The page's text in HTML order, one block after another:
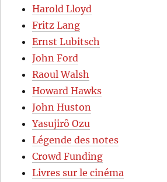
Harold Lloyd
Fritz Lang
Ernst Lubitsch
John Ford
Raoul Walsh
Howard Hawks
John Huston
Yasujirô Ozu
Légende des notes
Crowd Funding
Livres sur le cinéma